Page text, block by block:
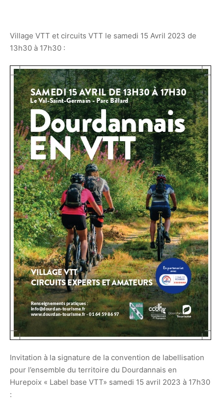
Village VTT et circuits VTT le samedi 15 Avril 2023 de
13h30 à 17h30 :
Invitation à la signature de la convention de labellisation
pour l’ensemble du territoire du Dourdannais en
Hurepoix « Label base VTT» samedi 15 avril 2023 à 17h30
: